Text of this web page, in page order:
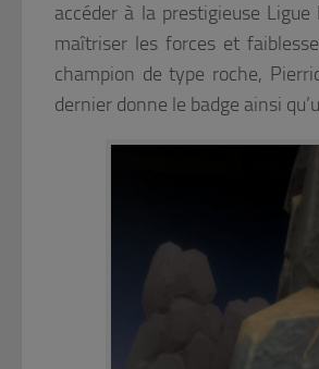
accéder à la prestigieuse
maîtriser les forces et
champion de type roche,
dernier donne le badge ainsi